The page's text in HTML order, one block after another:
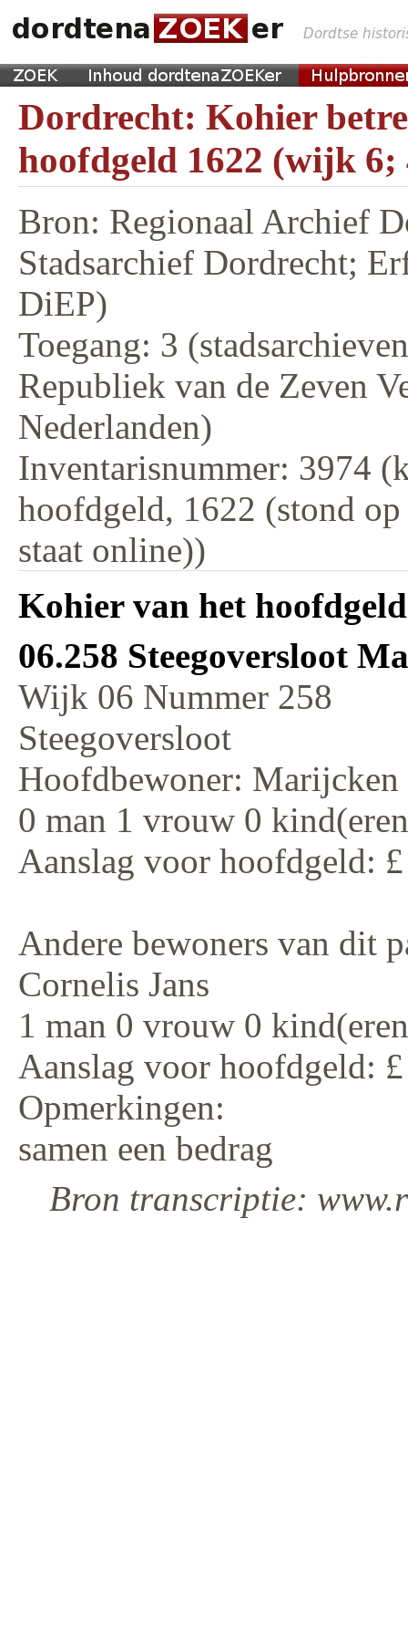
Dordrecht: Kohier
hoofdgeld 1622 (wijk 6;
Bron: Regionaal Archief
Stadsarchief Dordrecht;
DiEP)
Toegang: 3
Republiek van de Zeven
Nederlanden)
Inventarisnummer: 3974
hoofdgeld, 1622 (stond
staat online))
Kohier van het
06.258 Steegoversloot
Wijk 06 Nummer 258
Steegoversloot
Hoofdbewoner: Marijcken
0 man 1 vrouw 0
Aanslag voor hoofdgeld:
Andere bewoners van dit
Cornelis Jans
1 man 0 vrouw 0
Aanslag voor hoofdgeld:
Opmerkingen:
samen een bedrag
Bron transcriptie: